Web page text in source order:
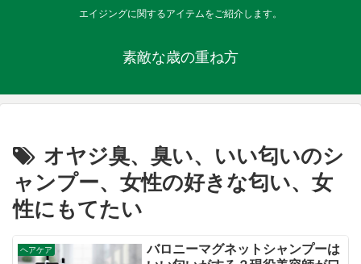
エイジングに関するアイテムをご紹介します。
素敵な歳の重ね方
オヤジ臭、臭い、いい匂いのシ
ャンプー、女性の好きな匂い、女
性にもてたい
ヘアケア
バロニーマグネットシャンプーは